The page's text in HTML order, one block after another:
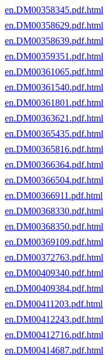
en.DM00358345.pdf.html
en.DM00358629.pdf.html
en.DM00358639.pdf.html
en.DM00359351.pdf.html
en.DM00361065.pdf.html
en.DM00361540.pdf.html
en.DM00361801.pdf.html
en.DM00363621.pdf.html
en.DM00365435.pdf.html
en.DM00365816.pdf.html
en.DM00366364.pdf.html
en.DM00366504.pdf.html
en.DM00366911.pdf.html
en.DM00368330.pdf.html
en.DM00368350.pdf.html
en.DM00369109.pdf.html
en.DM00372763.pdf.html
en.DM00409340.pdf.html
en.DM00409384.pdf.html
en.DM00411203.pdf.html
en.DM00412243.pdf.html
en.DM00412716.pdf.html
en.DM00414687.pdf.html